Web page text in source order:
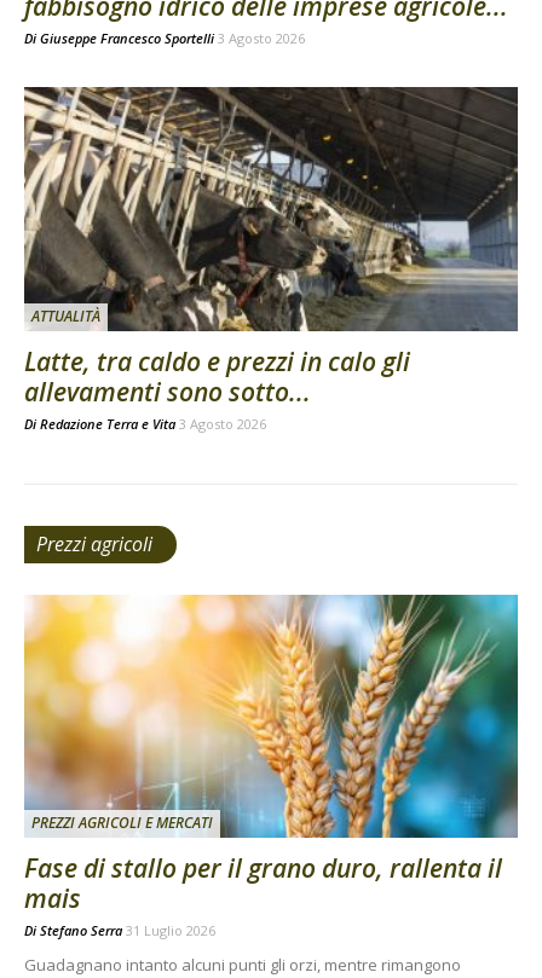
Di Giuseppe Francesco Sportelli 3 Agosto 2026
ATTUALITÀ
Latte, tra caldo e prezzi in calo gli
allevamenti sono sotto...
Di Redazione Terra e Vita 3 Agosto 2026
Prezzi agricoli
PREZZI AGRICOLI E MERCATI
Fase di stallo per il grano duro, rallenta il
mais
Di Stefano Serra 31 Luglio 2026
Guadagnano intanto alcuni punti gli orzi, mentre rimangono